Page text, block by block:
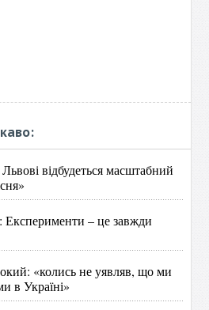
відбудеться масштабний
Експерименти – це завжди
«колись не уявляв, що ми
в Україні»